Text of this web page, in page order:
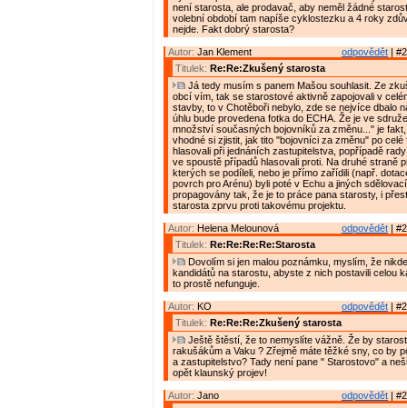
není starosta, ale prodavač, aby neměl žádné
volební období tam napíše cyklostezku a 4 roky
nejde. Fakt dobrý starosta?
odpovědět |
Autor: Jan Klement
Titulek: Re:Re:Zkušený starosta
Já tedy musím s panem Mašou souhlasit. Ze
obcí vím, tak se starostové aktivně zapojovali v
stavby, to v Chotěboři nebylo, zde se nejvíce dbalo
úhlu bude provedena fotka do ECHA. Že je ve
množství současných bojovníků za změnu..." je
vhodné si zjistit, jak tito "bojovníci za změnu" po
hlasovali při jednáních zastupitelstva, popřípadě
ve spoustě případů hlasovali proti. Na druhé straně
kterých se podíleli, nebo je přímo zařídili (např.
povrch pro Arénu) byli poté v Echu a jiných
propagovány tak, že je to práce pana starosty, i
starosta zprvu proti takovému projektu.
odpovědět |
Autor: Helena Melounová
Titulek: Re:Re:Re:Re:Starosta
Dovolím si jen malou poznámku, myslím, že
kandidátů na starostu, abyste z nich postavili celou
to prostě nefunguje.
odpovědět |
Autor: KO
Titulek: Re:Re:Re:Zkušený starosta
Ještě štěstí, že to nemyslíte vážně. Že by
rakušákům a Vaku ? Zřejmě máte těžké sny, co by
a zastupitelstvo? Tady není pane " Starostovo" a
opět klaunský projev!
odpovědět |
Autor: Jano